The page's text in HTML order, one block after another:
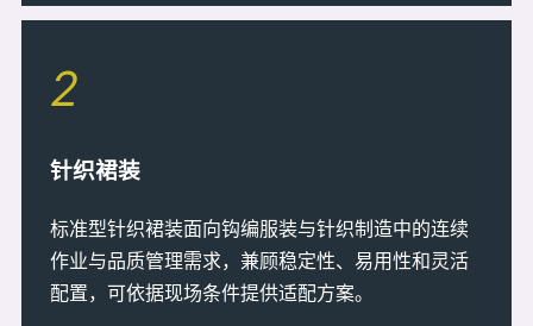
2
针织裙装
标准型针织裙装面向钩编服装与针织制造中的连续
作业与品质管理需求，兼顾稳定性、易用性和灵活
配置，可依据现场条件提供适配方案。